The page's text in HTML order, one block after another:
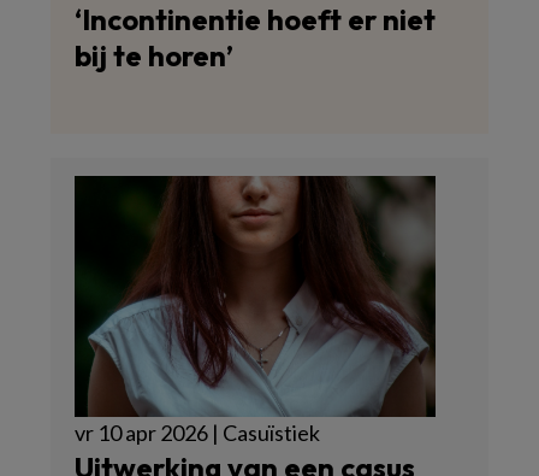
‘Incontinentie hoeft er niet
bij te horen’
vr 10 apr 2026 | Casuïstiek
Uitwerking van een casus